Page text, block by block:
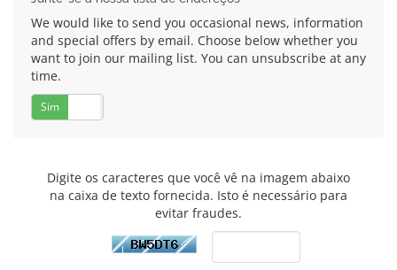
We would like to send you occasional news, information
and special offers by email. Choose below whether you
want to join our mailing list. You can unsubscribe at any
time.
Sim
Digite os caracteres que você vê na imagem abaixo
na caixa de texto fornecida. Isto é necessário para
evitar fraudes.